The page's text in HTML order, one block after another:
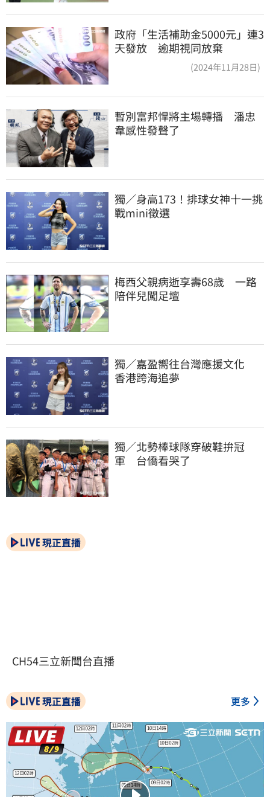
政府「生活補助金5000元」連3
天發放 逾期視同放棄
(2024年11月28日)
暫別富邦悍將主場轉播　潘忠
韋感性發聲了
獨／身高173！排球女神十一挑
戰mini徵選
梅西父親病逝享壽68歲　一路
陪伴兒闖足壇
獨／嘉盈嚮往台灣應援文化
香港跨海追夢
獨／北勢棒球隊穿破鞋拚冠
軍　台僑看哭了
現正直播
CH54三立新聞台直播
現正直播 更多